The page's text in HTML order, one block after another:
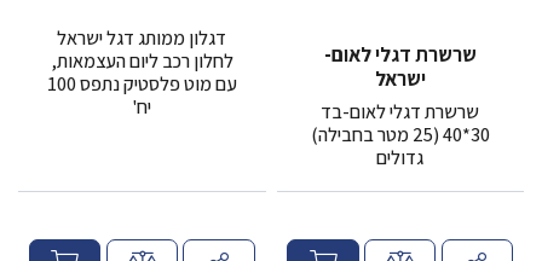
שרשרת דגלי לאום-
ישראל
שרשרת דגלי לאום-בד
30*40 (25 מטר בחבילה)
גדולים
ח
דגלון ממותג דגל ישראל
לחלון רכב ליום העצמאות,
עם מוט פלסטיק נתפס 100
יח'
ח